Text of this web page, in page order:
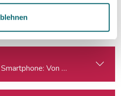
Von der Aufnahme